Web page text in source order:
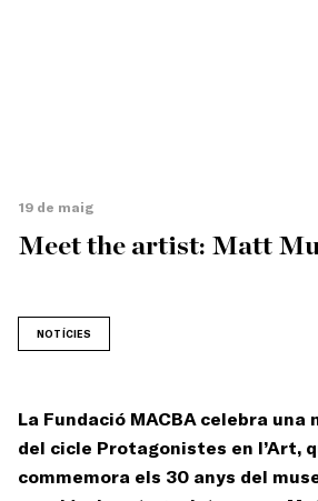
19 de maig
Meet the artist: Matt
NOTÍCIES
La Fundació MACBA celebra una
del cicle Protagonistes en l’Art,
commemora els 30 anys del